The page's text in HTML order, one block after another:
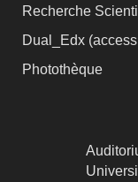
Recherche
Dual_Edx (
Photothèque